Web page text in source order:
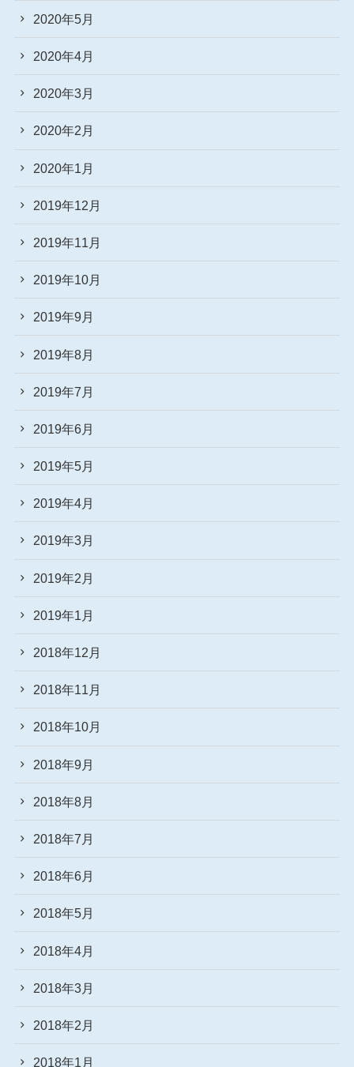
2020年5月
2020年4月
2020年3月
2020年2月
2020年1月
2019年12月
2019年11月
2019年10月
2019年9月
2019年8月
2019年7月
2019年6月
2019年5月
2019年4月
2019年3月
2019年2月
2019年1月
2018年12月
2018年11月
2018年10月
2018年9月
2018年8月
2018年7月
2018年6月
2018年5月
2018年4月
2018年3月
2018年2月
2018年1月